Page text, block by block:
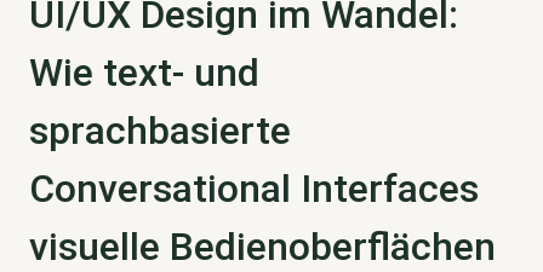
UI/UX Design im Wandel:
Wie text- und
sprachbasierte
Conversational Interfaces
visuelle Bedienoberflächen